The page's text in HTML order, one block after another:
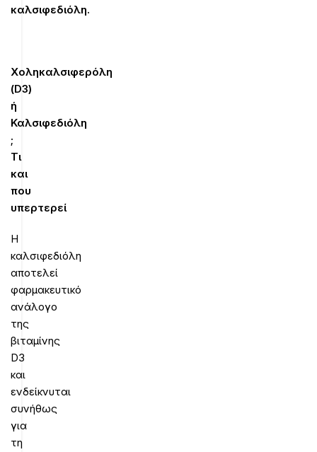
καλσιφεδιόλη.
Χοληκαλσιφερόλη
(D3)
ή
Καλσιφεδιόλη
;
Τι
και
που
υπερτερεί
Η
καλσιφεδιόλη
αποτελεί
φαρμακευτικό
ανάλογο
της
βιταμίνης
D3
και
ενδείκνυται
συνήθως
για
τη